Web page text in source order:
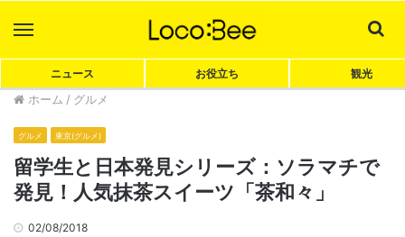
ニュース お役立ち 観光
ホーム / グルメ
グルメ 東京(グルメ)
留学生と日本発見シリーズ：ソラマチで
発見！人気抹茶スイーツ「茶和々」
02/08/2018